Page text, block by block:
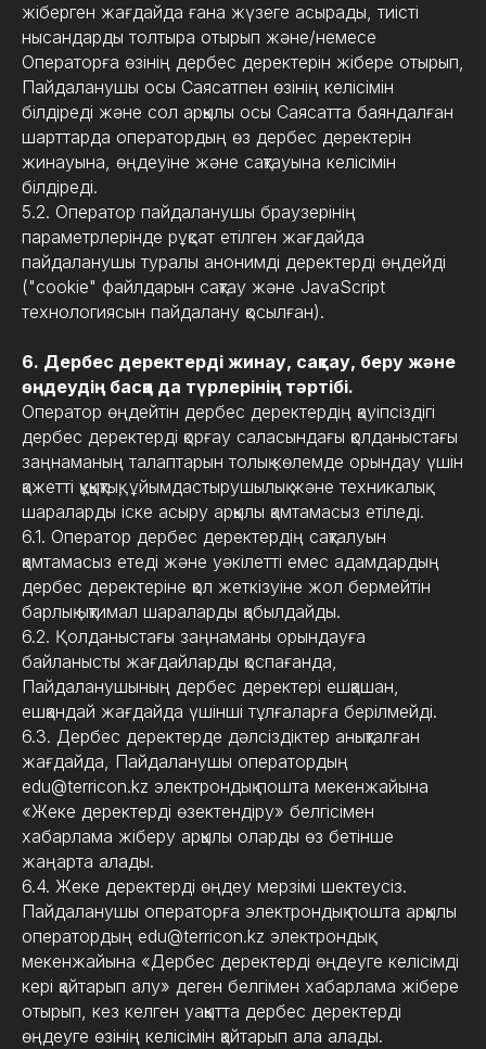
жіберген жағдайда ғана жүзеге асырады, тиісті
нысандарды толтыра отырып және/немесе
Операторға өзінің дербес деректерін жібере отырып,
Пайдаланушы осы Саясатпен өзінің келісімін
білдіреді және сол арқылы осы Саясатта баяндалған
шарттарда оператордың өз дербес деректерін
жинауына, өңдеуіне және сақтауына келісімін
білдіреді.
5.2. Оператор пайдаланушы браузерінің
параметрлерінде рұқсат етілген жағдайда
пайдаланушы туралы анонимді деректерді өңдейді
("cookie" файлдарын сақтау және JavaScript
технологиясын пайдалану қосылған).
6. Дербес деректерді жинау, сақтау, беру және
өңдеудің басқа да түрлерінің тәртібі.
Оператор өңдейтін дербес деректердің қауіпсіздігі
дербес деректерді қорғау саласындағы қолданыстағы
заңнаманың талаптарын толық көлемде орындау үшін
қажетті құқықтық, ұйымдастырушылық және техникалық
шараларды іске асыру арқылы қамтамасыз етіледі.
6.1. Оператор дербес деректердің сақталуын
қамтамасыз етеді және уәкілетті емес адамдардың
дербес деректеріне қол жеткізуіне жол бермейтін
барлық ықтимал шараларды қабылдайды.
6.2. Қолданыстағы заңнаманы орындауға
байланысты жағдайларды қоспағанда,
Пайдаланушының дербес деректері ешқашан,
ешқандай жағдайда үшінші тұлғаларға берілмейді.
6.3. Дербес деректерде дәлсіздіктер анықталған
жағдайда, Пайдаланушы оператордың
edu@terricon.kz электрондық пошта мекенжайына
«Жеке деректерді өзектендіру» белгісімен
хабарлама жіберу арқылы оларды өз бетінше
жаңарта алады.
6.4. Жеке деректерді өңдеу мерзімі шектеусіз.
Пайдаланушы операторға электрондық пошта арқылы
оператордың edu@terricon.kz электрондық
мекенжайына «Дербес деректерді өңдеуге келісімді
кері қайтарып алу» деген белгімен хабарлама жібере
отырып, кез келген уақытта дербес деректерді
өңдеуге өзінің келісімін қайтарып ала алады.